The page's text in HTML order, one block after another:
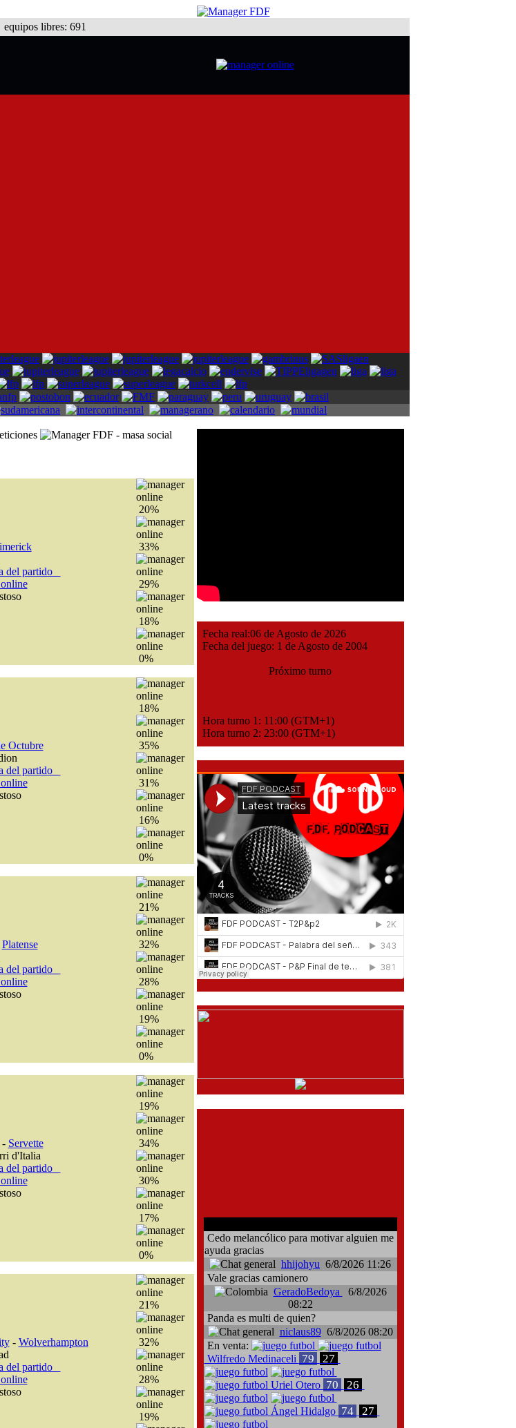
libres: 691
del partido
20%
33%
29%
18%
0%
Octubre
del partido
18%
35%
31%
16%
0%
Platense
del partido
21%
32%
28%
19%
0%
Servette
d'Italia
del partido
19%
34%
30%
17%
0%
- Wolverhampton
del partido
21%
32%
28%
19%
Fecha real:06 de Agosto de 2026
Fecha del juego: 1 de Agosto de 2004
Próximo turno
Hora turno 1: 11:00 (GTM+1)
Hora turno 2: 23:00 (GTM+1)
Cedo melancólico para motivar alguien me
ayuda gracias
hhijohyu 6/8/2026 11:26
Vale gracias camionero
GeradoBedoya
6/8/2026
08:22
Panda es multi de quien?
niclaus896/8/2026 08:20
En venta:
Wilfredo Medinaceli 79 27
Uriel Otero 70 26
Ángel Hidalgo 74 27